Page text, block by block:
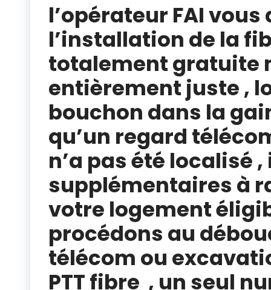
l’opérateur FAI
l’installation de la
totalement gratuite
entièrement juste ,
bouchon dans la
qu’un regard
n’a pas été localisé
supplémentaires à
votre logement
procédons au
télécom ou
PTT fibre , un seul